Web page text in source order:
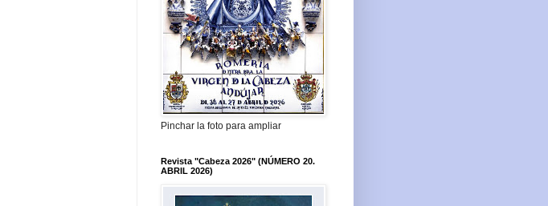
Pinchar la foto para ampliar
Revista "Cabeza 2026" (NÚMERO 20.
ABRIL 2026)